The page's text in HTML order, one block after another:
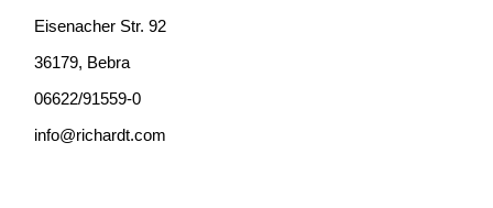
Eisenacher Str. 92
36179, Bebra
06622/91559-0
info@richardt.com